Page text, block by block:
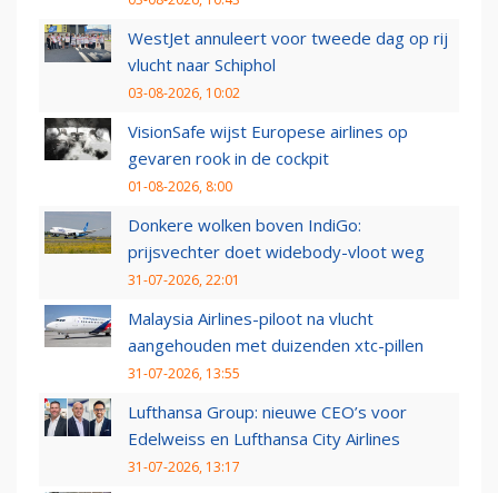
WestJet annuleert voor tweede dag op rij
vlucht naar Schiphol
03-08-2026, 10:02
VisionSafe wijst Europese airlines op
gevaren rook in de cockpit
01-08-2026, 8:00
Donkere wolken boven IndiGo:
prijsvechter doet widebody-vloot weg
31-07-2026, 22:01
Malaysia Airlines-piloot na vlucht
aangehouden met duizenden xtc-pillen
31-07-2026, 13:55
Lufthansa Group: nieuwe CEO’s voor
Edelweiss en Lufthansa City Airlines
31-07-2026, 13:17